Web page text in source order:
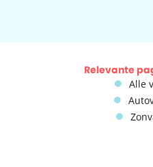
Relevante
Alle